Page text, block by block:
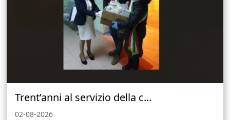
Trent’anni al servizio della c...
02-08-2026